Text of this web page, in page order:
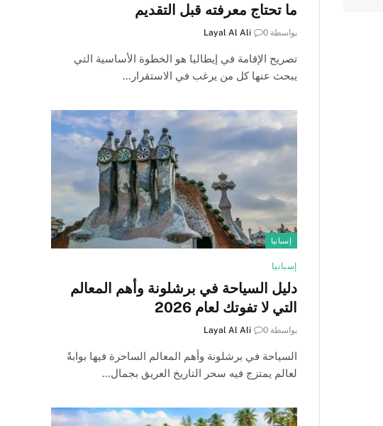
ما تحتاج معرفته قبل التقديم
بواسطة Layal Al Ali 0
تصريح الإقامة في إيطاليا هو الخطوة الأساسية التي
يبحث عنها كل من يرغب في الاستقرار…
إسبانيا
إسبانيا
دليل السياحة في برشلونة وأهم المعالم
التي لا تفوتك لعام 2026
بواسطة Layal Al Ali 0
السياحة في برشلونة وأهم المعالم الساحرة فيها بوابةً
لعالم يمتزج فيه سحر التاريخ العريق بجمال…